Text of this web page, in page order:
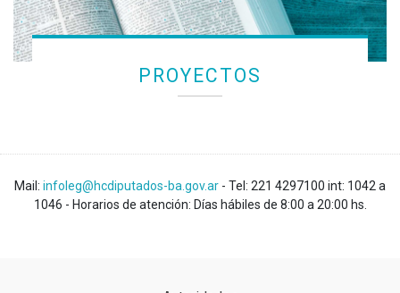
PROYECTOS
Mail: infoleg@hcdiputados-ba.gov.ar - Tel: 221 4297100 int: 1042 a
1046 - Horarios de atención: Días hábiles de 8:00 a 20:00 hs.